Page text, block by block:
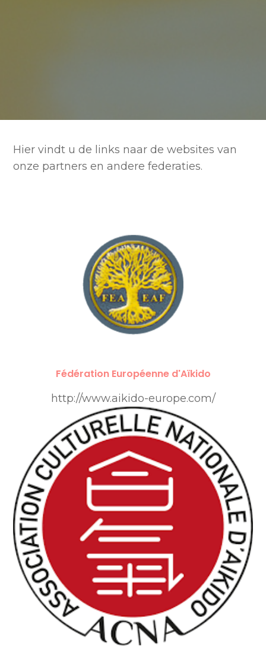
Hier vindt u de links naar de websites van
onze partners en andere federaties.
Fédération Européenne d'Aïkido
http://www.aikido-europe.com/